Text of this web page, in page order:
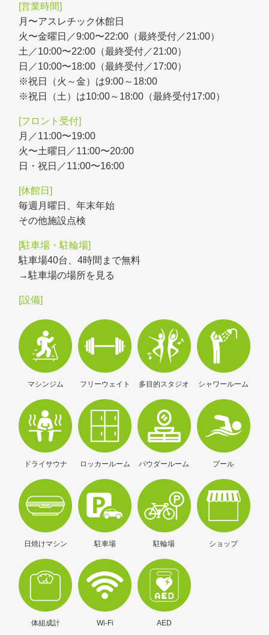
月〜アスレチック休館日
火〜金曜日／9:00〜22:00（最終受付／21:00）
土／10:00〜22:00（最終受付／21:00）
日／10:00〜18:00（最終受付／17:00）
※祝日（火～金）は9:00～18:00
※祝日（土）は10:00～18:00（最終受付17:00）
月／11:00〜19:00
火〜土曜日／11:00〜20:00
日・祝日／11:00〜16:00
毎週月曜日、年末年始
その他施設点検
駐車場40台、4時間まで無料
→駐車場の場所を見る
マシンジム フリーウェイト 多目的スタジオ シャワールーム
ドライサウナ ロッカールーム パウダールーム プール
日焼けマシン 駐車場 駐輪場 ショップ
体組成計 Wi-Fi AED